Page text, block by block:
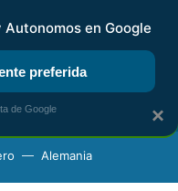
DIGITAL RENTA
Alemania
×
en Google
preferida
de Google